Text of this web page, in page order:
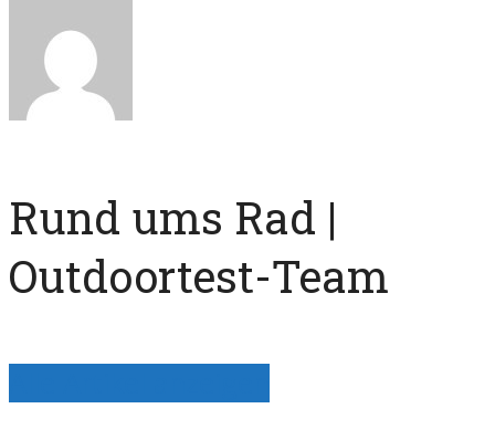
Rund ums Rad |
Outdoortest-Team